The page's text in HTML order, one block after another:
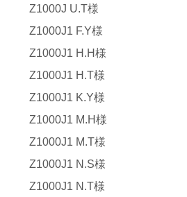
Z1000J U.T様
Z1000J1 F.Y様
Z1000J1 H.H様
Z1000J1 H.T様
Z1000J1 K.Y様
Z1000J1 M.H様
Z1000J1 M.T様
Z1000J1 N.S様
Z1000J1 N.T様